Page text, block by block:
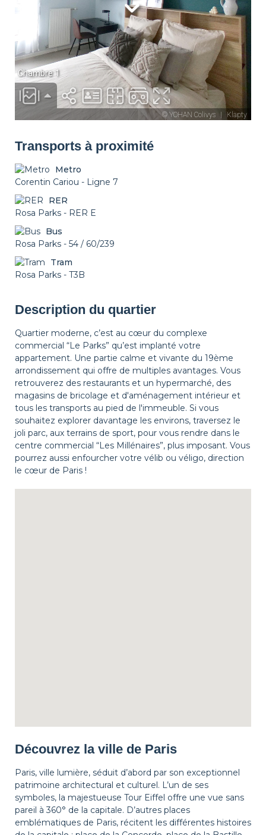
Local Vélo Possibilité Parking
Transports à proximité
Metro
Corentin Cariou - Ligne 7
RER
Rosa Parks - RER E
Bus
Rosa Parks - 54 / 60/239
Tram
Rosa Parks - T3B
Description du quartier
Quartier moderne, c’est au cœur du complexe
commercial “Le Parks” qu’est implanté votre
appartement. Une partie calme et vivante du 19ème
arrondissement qui offre de multiples avantages. Vous
retrouverez des restaurants et un hypermarché, des
magasins de bricolage et d'aménagement intérieur et
tous les transports au pied de l'immeuble. Si vous
souhaitez explorer davantage les environs, traversez le
joli parc, aux terrains de sport, pour vous rendre dans le
centre commercial “Les Millénaires”, plus imposant. Vous
pourrez aussi enfourcher votre vélib ou véligo, direction
le cœur de Paris !
Découvrez la ville de Paris
Paris, ville lumière, séduit d’abord par son exceptionnel
patrimoine architectural et culturel. L’un de ses
symboles, la majestueuse Tour Eiffel offre une vue sans
pareil à 360° de la capitale. D’autres places
emblématiques de Paris, récitent les différentes histoires